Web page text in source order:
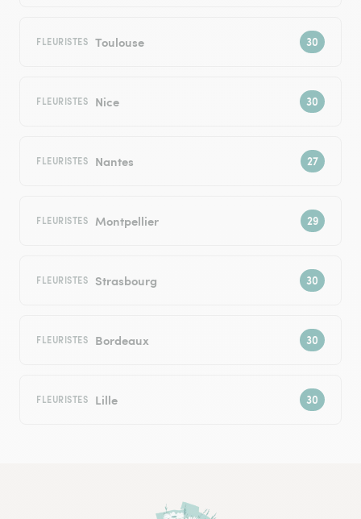
FLEURISTES Toulouse
FLEURISTES Nice
FLEURISTES Nantes
FLEURISTES Montpellier
FLEURISTES Strasbourg
FLEURISTES Bordeaux
FLEURISTES Lille